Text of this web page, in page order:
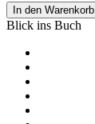
In den Warenkorb
Blick ins Buch